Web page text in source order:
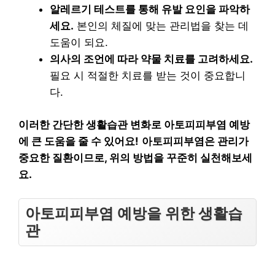
알레르기 테스트를 통해 유발 요인을 파악하
세요. 본인의 체질에 맞는 관리법을 찾는 데
도움이 되요.
의사의 조언에 따라 약물 치료를 고려하세요.
필요 시 적절한 치료를 받는 것이 중요합니
다.
이러한 간단한 생활습관 변화로 아토피피부염 예방
에 큰 도움을 줄 수 있어요! 아토피피부염은 관리가
중요한 질환이므로, 위의 방법을 꾸준히 실천해보세
요.
아토피피부염 예방을 위한 생활습
관